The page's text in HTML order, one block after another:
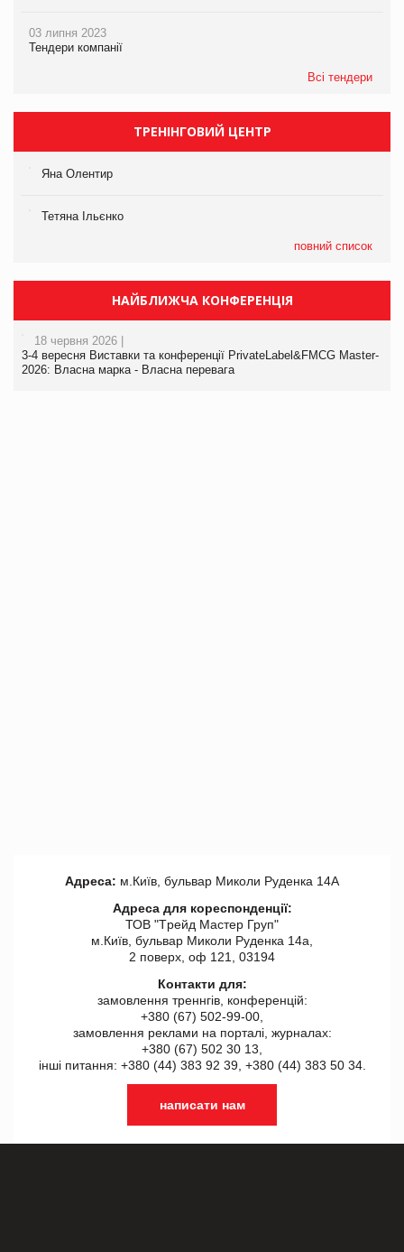
03 липня 2023
Тендери компанії
Всі тендери
ТРЕНІНГОВИЙ ЦЕНТР
Яна Олентир
Тетяна Ільєнко
повний список
НАЙБЛИЖЧА КОНФЕРЕНЦІЯ
18 червня 2026 |
3-4 вересня Виставки та конференції PrivateLabel&FMCG Master-
2026: Власна марка - Власна перевага
Адреса: м.Київ, бульвар Миколи Руденка 14А
Адреса для кореспонденції:
ТОВ "Tрейд Мастер Груп"
м.Київ, бульвар Миколи Руденка 14а,
2 поверх, оф 121, 03194
Контакти для:
замовлення треннгів, конференцій:
+380 (67) 502-99-00,
замовлення реклами на порталі, журналах:
+380 (67) 502 30 13,
інші питання: +380 (44) 383 92 39, +380 (44) 383 50 34.
написати нам